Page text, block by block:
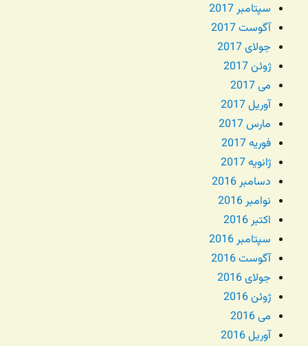
سپتامبر 2017
آگوست 2017
جولای 2017
ژوئن 2017
می 2017
آوریل 2017
مارس 2017
فوریه 2017
ژانویه 2017
دسامبر 2016
نوامبر 2016
اکتبر 2016
سپتامبر 2016
آگوست 2016
جولای 2016
ژوئن 2016
می 2016
آوریل 2016